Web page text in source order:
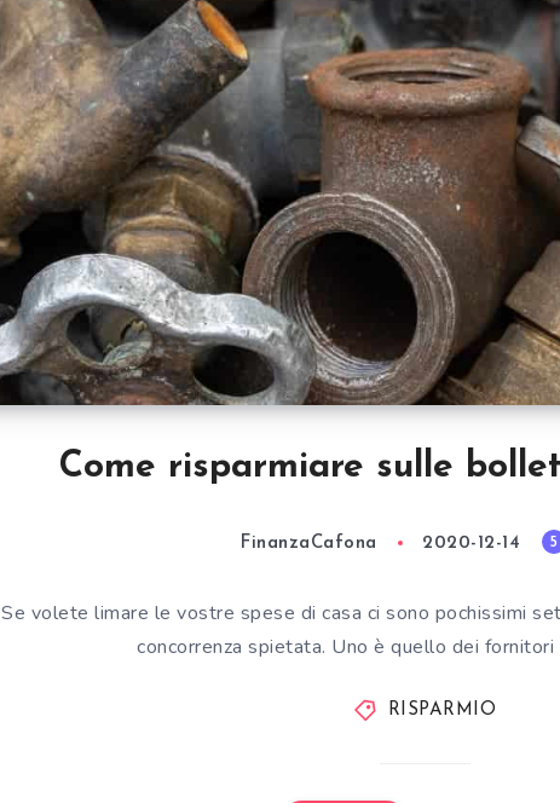
Come risparmiare sulle
FinanzaCafona 2020-12-14 5
Se volete limare le vostre spese di casa ci sono pochissimi
concorrenza spietata. Uno è quello dei
RISPARMIO